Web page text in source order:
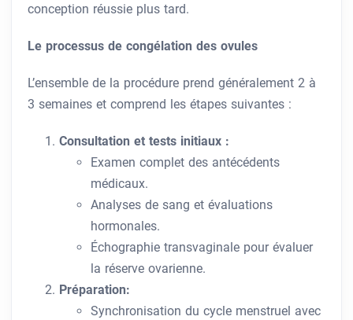
conception réussie plus tard.
Le processus de congélation des ovules
L’ensemble de la procédure prend généralement 2 à
3 semaines et comprend les étapes suivantes :
Consultation et tests initiaux :
Examen complet des antécédents
médicaux.
Analyses de sang et évaluations
hormonales.
Échographie transvaginale pour évaluer
la réserve ovarienne.
Préparation:
Synchronisation du cycle menstruel avec